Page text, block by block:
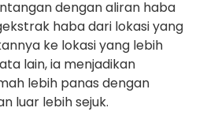
dengan aliran haba
haba dari lokasi yang
ke lokasi yang lebih
lain, ia menjadikan
lebih panas dengan
luar lebih sejuk.